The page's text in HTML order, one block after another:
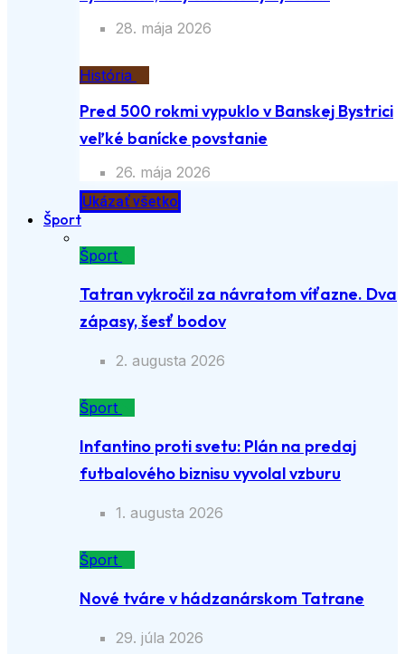
28. mája 2026
História
Pred 500 rokmi vypuklo v Banskej Bystrici
veľké banícke povstanie
26. mája 2026
Ukázať všetko
Šport
Šport
Tatran vykročil za návratom víťazne. Dva
zápasy, šesť bodov
2. augusta 2026
Šport
Infantino proti svetu: Plán na predaj
futbalového biznisu vyvolal vzburu
1. augusta 2026
Šport
Nové tváre v hádzanárskom Tatrane
29. júla 2026